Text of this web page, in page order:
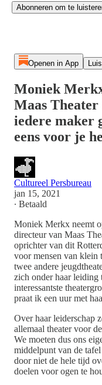
Abonneren om te
Openen in App
Moniek
Maas
iedere maker
eens voor je
Cultureel Persbureau
jan 15, 2021
∙ Betaald
Moniek Merkx neemt
directeur van Maas
oprichter van dit
voor mensen van klein
twee andere
zich onder haar leiding
interessantste
praat ik een uur met
Over haar leiderschap
allemaal theater voor
We moeten dus ons
middelpunt van de
door niet de hele tijd
doelen voor ogen te